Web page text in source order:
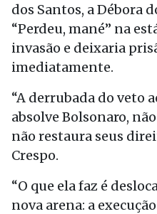
dos Santos, a Débora
“Perdeu, mané” na
invasão e deixaria
imediatamente.
“A derrubada do veto
absolve Bolsonaro,
não restaura seus
Crespo.
“O que ela faz é
nova arena: a